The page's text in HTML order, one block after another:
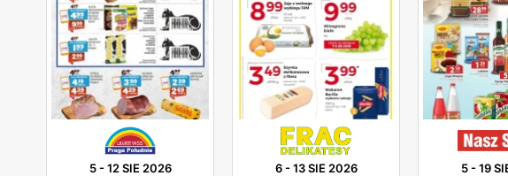
5-12 SIE 2026 6-13 SIE 2026 5-19